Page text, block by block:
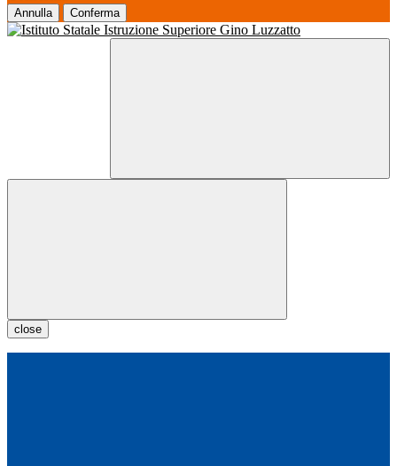
Annulla Conferma
close